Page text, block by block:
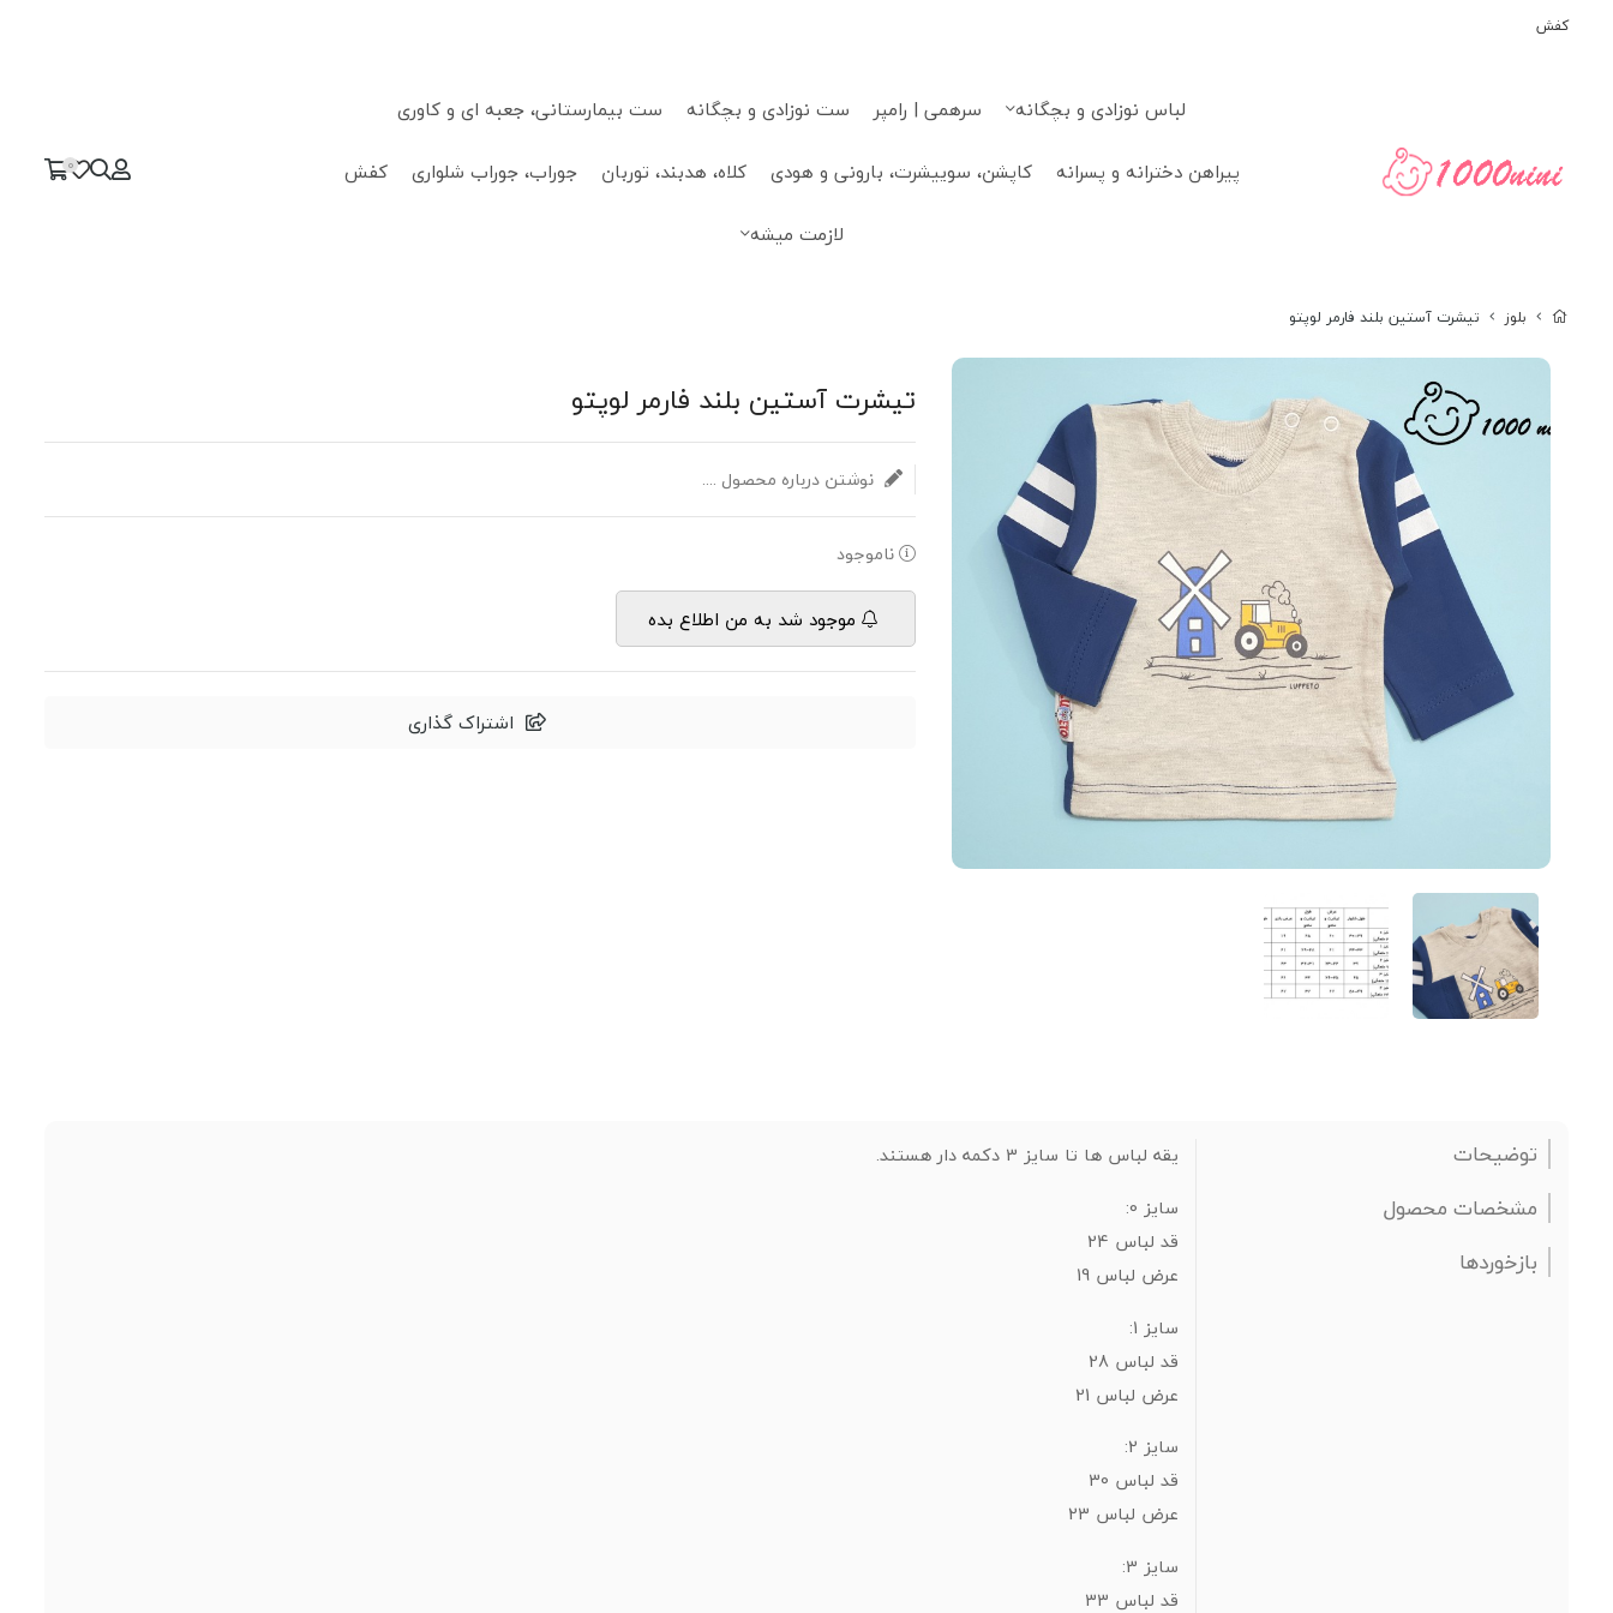
کفش
لباس نوزادی و بچگانه سرهمی | رامپر ست نوزادی و بچگانه
ست بیمارستانی، جعبه ای و کاوری
پیراهن دخترانه و پسرانه
کاپشن، سوییشرت، بارونی و هودی کلاه، هدبند، توربان جوراب، جوراب شلواری
کفش
لازمت میشه
0
بلوز تیشرت آستین بلند فارمر لوپتو
تیشرت آستین بلند فارمر لوپتو
نوشتن درباره محصول ....
ناموجود
موجود شد به من اطلاع بده
اشتراک گذاری
توضیحات
مشخصات محصول
بازخوردها
یقه لباس ها تا سایز 3 دکمه دار هستند.
سایز 0:
قد لباس 24
عرض لباس 19
سایز 1:
قد لباس 28
عرض لباس 21
سایز 2:
قد لباس 30
عرض لباس 23
سایز 3:
قد لباس 33